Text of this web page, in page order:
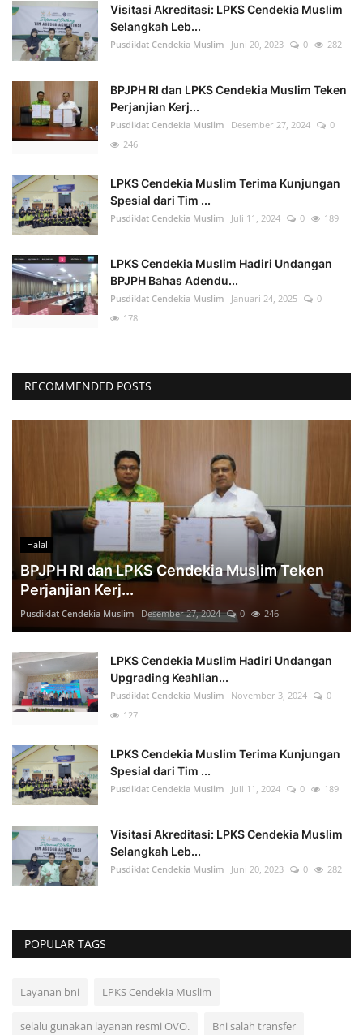
Visitasi Akreditasi: LPKS Cendekia Muslim
Selangkah Leb...
Pusdiklat Cendekia Muslim Juni 20, 2023 0 282
BPJPH RI dan LPKS Cendekia Muslim Teken
Perjanjian Kerj...
Pusdiklat Cendekia Muslim Desember 27, 2024
0
246
LPKS Cendekia Muslim Terima Kunjungan
Spesial dari Tim ...
Pusdiklat Cendekia Muslim Juli 11, 2024 0 189
LPKS Cendekia Muslim Hadiri Undangan
BPJPH Bahas Adendu...
Pusdiklat Cendekia Muslim Januari 24, 2025
0
178
RECOMMENDED POSTS
Halal
BPJPH RI dan LPKS Cendekia Muslim Teken
Perjanjian Kerj...
Pusdiklat Cendekia Muslim Desember 27, 2024 0 246
LPKS Cendekia Muslim Hadiri Undangan
Upgrading Keahlian...
Pusdiklat Cendekia Muslim November 3, 2024
0
127
LPKS Cendekia Muslim Terima Kunjungan
Spesial dari Tim ...
Pusdiklat Cendekia Muslim Juli 11, 2024 0 189
Visitasi Akreditasi: LPKS Cendekia Muslim
Selangkah Leb...
Pusdiklat Cendekia Muslim Juni 20, 2023 0 282
POPULAR TAGS
Layanan bni LPKS Cendekia Muslim
selalu gunakan layanan resmi OVO. Bni salah transfer